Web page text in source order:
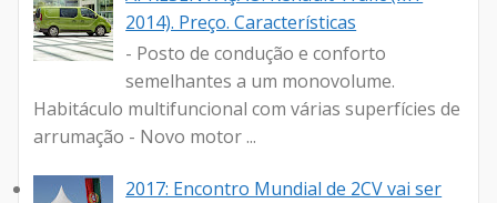
2014). Preço. Características
- Posto de condução e conforto
semelhantes a um monovolume.
Habitáculo multifuncional com várias superfícies de
arrumação - Novo motor ...
2017: Encontro Mundial de 2CV vai ser